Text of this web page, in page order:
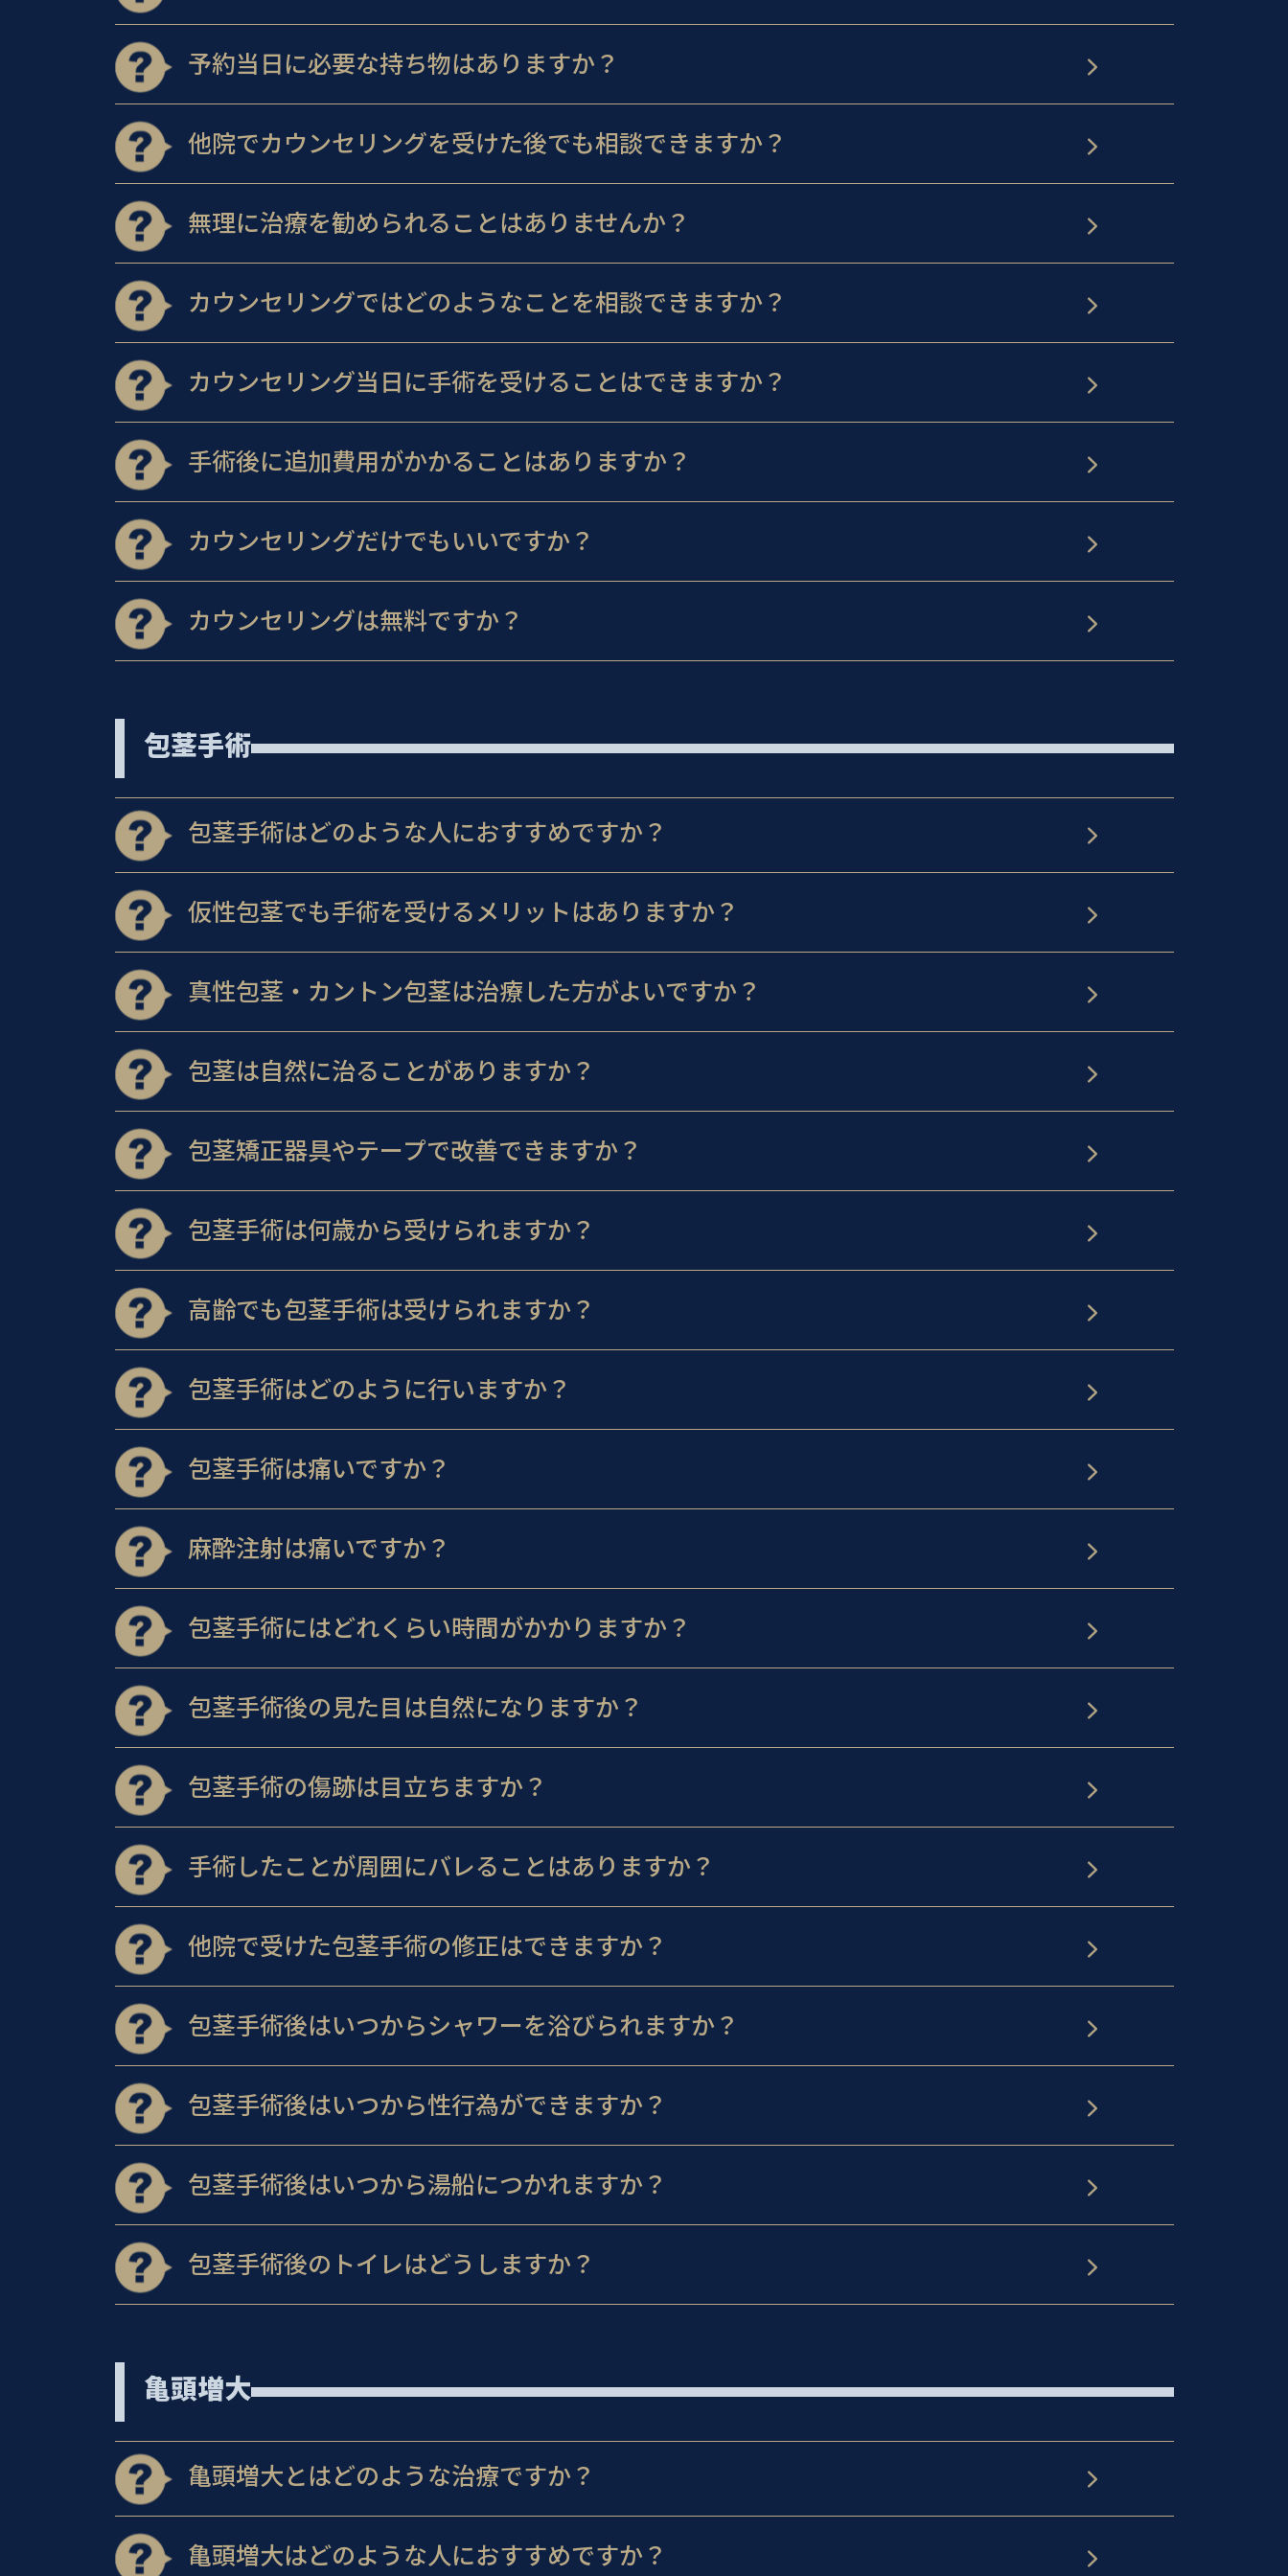
予約当日に必要な持ち物はありますか？
他院でカウンセリングを受けた後でも相談できますか？
無理に治療を勧められることはありませんか？
カウンセリングではどのようなことを相談できますか？
カウンセリング当日に手術を受けることはできますか？
手術後に追加費用がかかることはありますか？
カウンセリングだけでもいいですか？
カウンセリングは無料ですか？
包茎手術
包茎手術はどのような人におすすめですか？
仮性包茎でも手術を受けるメリットはありますか？
真性包茎・カントン包茎は治療した方がよいですか？
包茎は自然に治ることがありますか？
包茎矯正器具やテープで改善できますか？
包茎手術は何歳から受けられますか？
高齢でも包茎手術は受けられますか？
包茎手術はどのように行いますか？
包茎手術は痛いですか？
麻酔注射は痛いですか？
包茎手術にはどれくらい時間がかかりますか？
包茎手術後の見た目は自然になりますか？
包茎手術の傷跡は目立ちますか？
手術したことが周囲にバレることはありますか？
他院で受けた包茎手術の修正はできますか？
包茎手術後はいつからシャワーを浴びられますか？
包茎手術後はいつから性行為ができますか？
包茎手術後はいつから湯船につかれますか？
包茎手術後のトイレはどうしますか？
亀頭増大
亀頭増大とはどのような治療ですか？
亀頭増大はどのような人におすすめですか？